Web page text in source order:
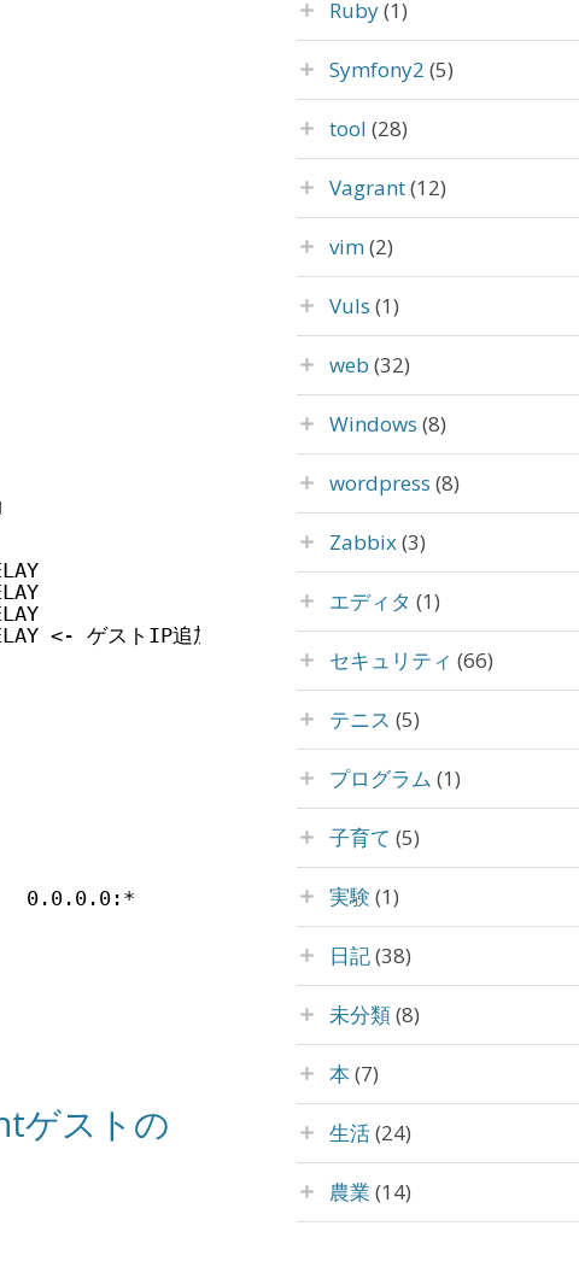
<- ゲストIP追加 172.17.0.0など
0.0.0.0:*               LISTEN
ゲストの
Ruby(1)
Symfony2 (5)
tool (28)
Vagrant(12)
vim(2)
Vuls (1)
web (32)
Windows (8)
wordpress (8)
Zabbix(3)
エディタ (1)
セキュリティ (66)
テニス (5)
プログラム (1)
子育て (5)
実験 (1)
日記(38)
未分類(8)
本 (7)
生活(24)
農業 (14)